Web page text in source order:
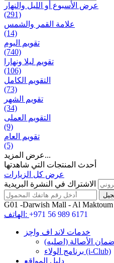
عرض الأسبوع أو الليل والنهار
(291)
علامة القمر والشمس
(14)
تقویم الیوم
(740)
تقويم ليلا ونهارا
(106)
التقويم الكامل
(73)
تقويم الشهر
(34)
التقويم العملی
(9)
تقويم العام
(5)
عرض المزيد...
أحدث المنتجات التي شاهدتها
عرض كل الزيارات
الاشتراك في النشرة البريدية
G01 -Darwish Mall - Al Maktoum
الهاتف: +971 56 989 6171
خدمات لاند اف واچز
ضمان الأصالة (اصلیه)
برنامج الولاء (i-Club)
دليل المواقع